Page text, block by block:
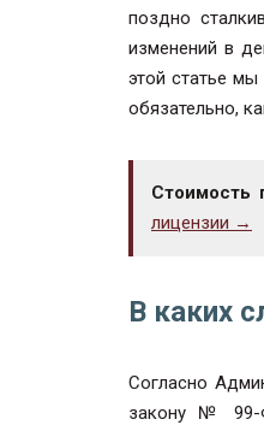
поздно
изменений в
этой статье
обязательно,
Стоимость
лицензии →
В каких
Согласно
закону №